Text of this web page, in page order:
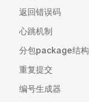
返回错误码
心跳机制
分包package结构
重复提交
编号生成器